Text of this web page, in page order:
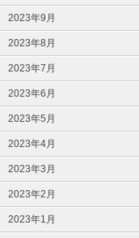
2023年9月
2023年8月
2023年7月
2023年6月
2023年5月
2023年4月
2023年3月
2023年2月
2023年1月